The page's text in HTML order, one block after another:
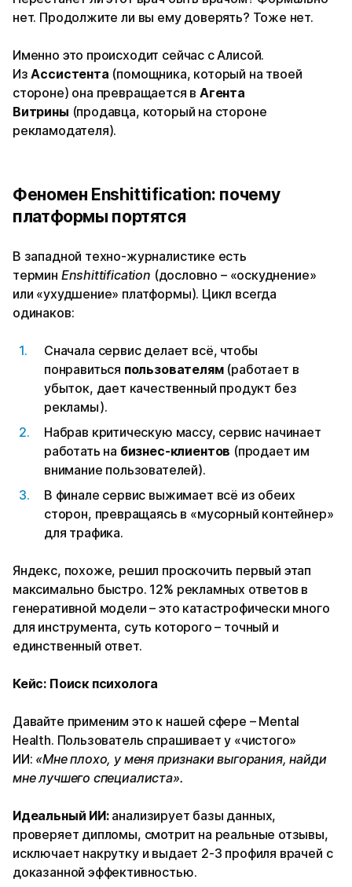
нет. Продолжите ли вы ему доверять? Тоже нет.
Именно это происходит сейчас с Алисой.
ИзАссистента (помощника, который на твоей
стороне) она превращается в Агента
Витрины (продавца, который на стороне
рекламодателя).
Феномен Enshittification: почему
платформы портятся
В западной техно-журналистике есть
термин Enshittification (дословно – «оскуднение»
или «ухудшение» платформы). Цикл всегда
одинаков:
Сначала сервис делает всё, чтобы
понравиться пользователям(работает в
убыток, дает качественный продукт без
рекламы).
Набрав критическую массу, сервис начинает
работать на бизнес-клиентов (продает им
внимание пользователей).
В финале сервис выжимает всё из обеих
сторон, превращаясь в «мусорный контейнер»
для трафика.
Яндекс, похоже, решил проскочить первый этап
максимально быстро. 12% рекламных ответов в
генеративной модели – это катастрофически много
для инструмента, суть которого – точный и
единственный ответ.
Кейс: Поиск психолога
Давайте применим это к нашей сфере – Mental
Health. Пользователь спрашивает у «чистого»
ИИ: «Мне плохо, у меня признаки выгорания, найди
мне лучшего специалиста».
Идеальный ИИ:анализирует базы данных,
проверяет дипломы, смотрит на реальные отзывы,
исключает накрутку и выдает 2-3 профиля врачей с
доказанной эффективностью.